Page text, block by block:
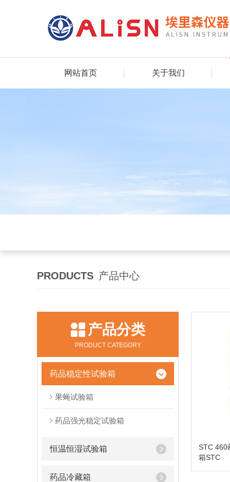
网站首页 关于我们
PRODUCTS 产品中心
产品分类
PRODUCT CATEGORY
药品稳定性试验箱
果蝇试验箱
药品强光稳定试验箱
恒温恒湿试验箱
药品冷藏箱
STC 460
箱STC